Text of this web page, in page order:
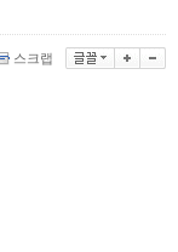
스크랩